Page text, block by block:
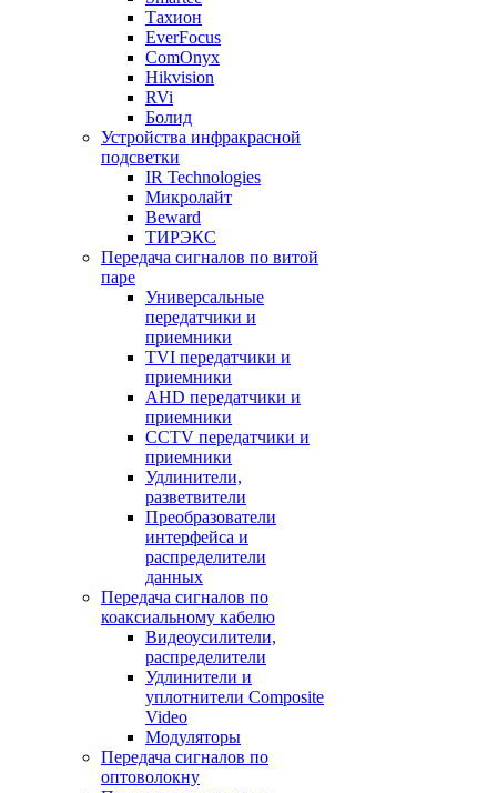
Тахион
EverFocus
ComOnyx
Hikvision
RVi
Болид
Устройства инфракрасной
подсветки
IR Technologies
Микролайт
Beward
ТИРЭКС
Передача сигналов по витой
паре
Универсальные
передатчики и
приемники
TVI передатчики и
приемники
AHD передатчики и
приемники
CCTV передатчики и
приемники
Удлинители,
разветвители
Преобразователи
интерфейса и
распределители
данных
Передача сигналов по
коаксиальному кабелю
Видеоусилители,
распределители
Удлинители и
уплотнители Сomposite
Video
Модуляторы
Передача сигналов по
оптоволокну